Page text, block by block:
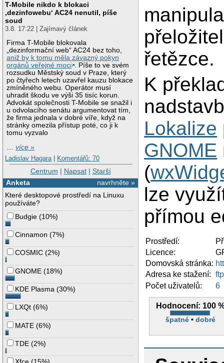
T-Mobile nikdo k blokaci
‚dezinfowebu‘ AC24 nenutil, píše
soud
3.8. 17:22 | Zajímavý článek
Firma T-Mobile blokovala
„dezinformační web“ AC24 bez toho,
aniž by k tomu měla závazný pokyn
orgánů veřejné moci . Píše to ve svém
rozsudku Městský soud v Praze, který
po čtyřech letech uzavřel kauzu blokace
zmíněného webu. Operátor musí
uhradit škodu ve výši 35 tisíc korun.
Advokát společnosti T-Mobile se snažil i
u odvolacího senátu argumentovat tím,
že firma jednala v dobré víře, když na
stránky omezila přístup poté, co ji k
tomu vyzvalo
…více »
Ladislav Hagara | Komentářů: 70
Centrum | Napsat| Starší
navrhněte »
Anketa
Které desktopové prostředí na Linuxu
používáte?
Budgie (10%)
Cinnamon (7%)
COSMIC (2%)
GNOME (18%)
KDE Plasma (30%)
LXQt (6%)
MATE (6%)
TDE (2%)
řetězce.
K
Lokalize
GNOME
(
lze
přímou
Prostředí:
Licence:
Domovská stránka:
Adresa ke stažení:
Počet uživatelů:
6
Hodnocení: 100
špatné •dobré